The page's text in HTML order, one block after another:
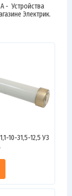
- Устройства
Электрик.
10-31,5-12,5 У3